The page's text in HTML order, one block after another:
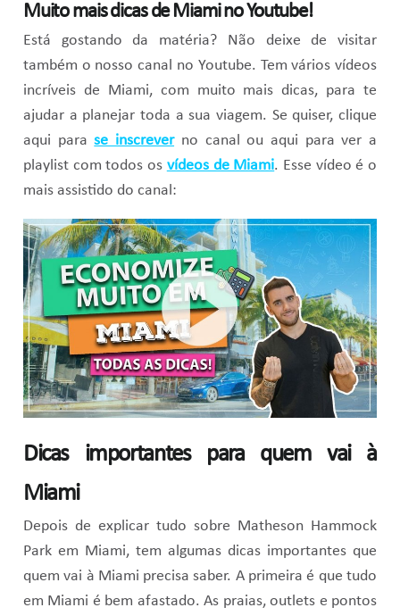
Muito mais dicas de Miami no Youtube!
Está gostando da matéria? Não deixe de visitar
também o nosso canal no Youtube. Tem vários vídeos
incríveis de Miami, com muito mais dicas, para te
ajudar a planejar toda a sua viagem. Se quiser, clique
aqui parase inscreverno canal ou aqui para ver a
playlist com todos os vídeos de Miami. Esse vídeo é o
mais assistido do canal:
Dicas importantes para quem vai à
Miami
Depois de explicar tudo sobre Matheson Hammock
Park em Miami, tem algumas dicas importantes que
quem vai à Miami precisa saber. A primeira é que tudo
em Miami é bem afastado. As praias, outlets e pontos